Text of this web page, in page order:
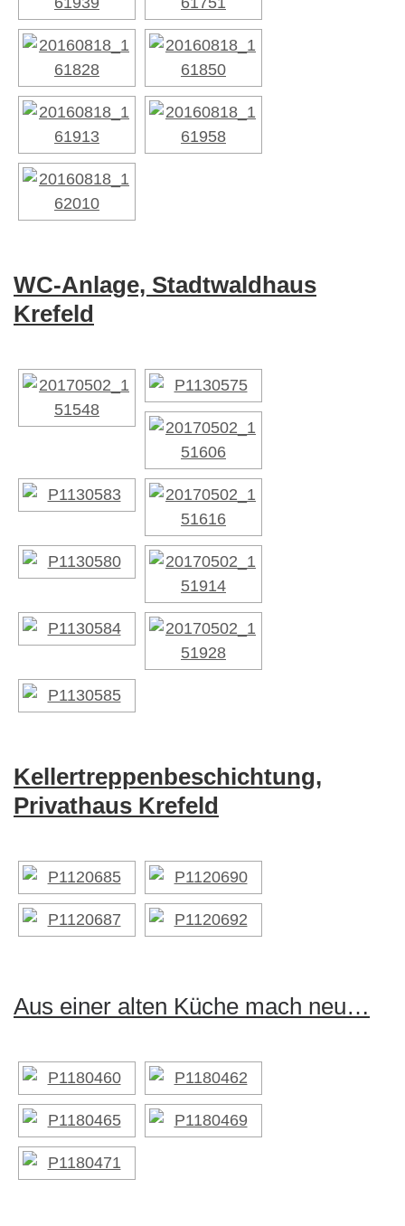
WC-Anlage, Stadtwaldhaus
Krefeld
Kellertreppenbeschichtung,
Privathaus Krefeld
Aus einer alten Küche mach neu…